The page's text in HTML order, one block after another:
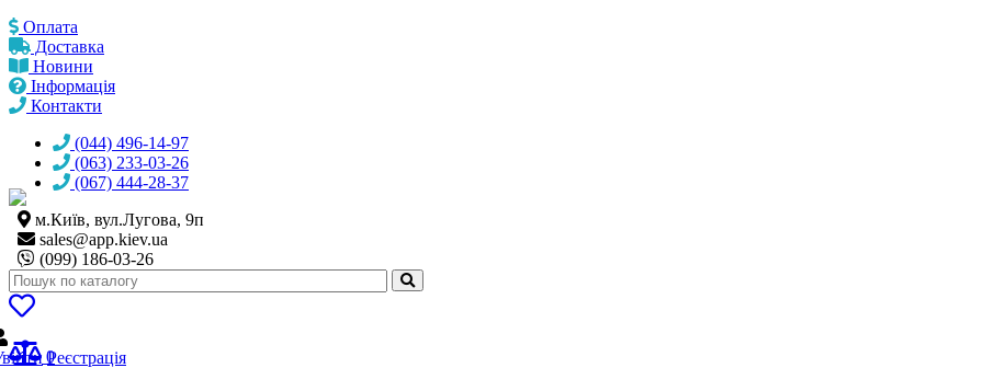
Оплата
Доставка
Новини
Інформація
Контакти
(044) 496-14-97
(063) 233-03-26
(067) 444-28-37
м.Київ, вул.Лугова, 9п
sales@app.kiev.ua
(099) 186-03-26
0
Реєстрація